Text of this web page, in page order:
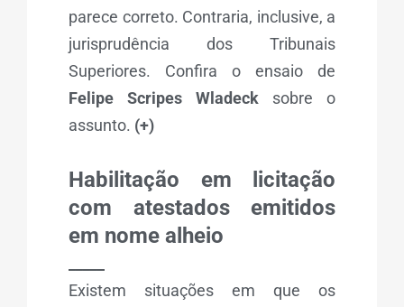
parece correto. Contraria, inclusive, a
jurisprudência dos Tribunais
Superiores. Confira o ensaio de
Felipe Scripes Wladeck sobre o
assunto. (+)
Habilitação em licitação
com atestados emitidos
em nome alheio
Existem situações em que os